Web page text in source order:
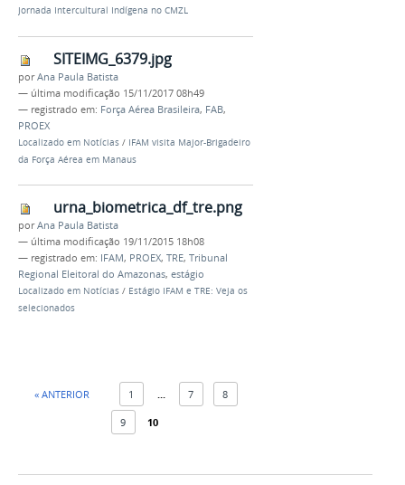
Jornada Intercultural Indígena no CMZL
SITEIMG_6379.jpg
porAna Paula Batista
— última modificação 15/11/2017 08h49
— registrado em: Força Aérea Brasileira, FAB,
PROEX
Localizado em Notícias / IFAM visita Major-Brigadeiro
da Força Aérea em Manaus
urna_biometrica_df_tre.png
porAna Paula Batista
— última modificação 19/11/2015 18h08
— registrado em: IFAM, PROEX, TRE, Tribunal
Regional Eleitoral do Amazonas, estágio
Localizado em Notícias / Estágio IFAM e TRE: Veja os
selecionados
« ANTERIOR 1 ... 7 8
9 10